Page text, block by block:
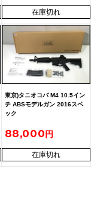
在庫切れ
東京)タニオコバ M4 10.5イン
チ ABSモデルガン 2016スペ
ック
88,000
在庫切れ